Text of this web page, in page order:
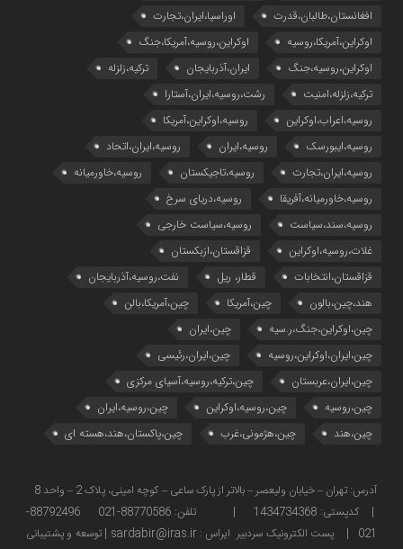
افغانستان،طالبان،قدرت
اوراسیا،ایران،تجارت
اوکراین،آمریکا،روسیه
اوکراین،روسیه،آمریکا،جنگ
اوکراین،روسیه،جنگ
ایران،آذربایجان
ترکیه،زلزله
ترکیه،زلزله،امنیت
رشت،روسیه،ایران،آستارا
روسیه،اعراب،اوکراین
روسیه،اوکراین،آمریکا
روسیه،ایبورسک
روسیه،ایران
روسیه،ایران،اتحاد
روسیه،ایران،تجارت
روسیه،تاجیکستان
روسیه،خاورمیانه
روسیه،خاورمیانه،آفریقا
روسیه،دریای سرخ
روسیه،سند،سیاست
روسیه،سیاست خارجی
غلات،روسیه،اوکراین
قزاقستان،ازبکستان
قزاقستان،انتخابات
قطار، ریل
نفت،روسیه،آذربایجان
هند،چین،بالون
چین،آمریکا
چین،آمریکا،بالن
چین،اوکراین،جنگ،ر.سیه
چین،ایران
چین،ایران،اوکراین،روسیه
چین،ایران،رئیسی
چین،ایران،عربستان
چین،ترکیه،روسیه،آسیای مرکزی
چین،روسیه
چین،روسیه،اوکراین
چین،روسیه،ایران
چین،هند
چین،هژمونی،غرب چین،پاکستان،هند،هسته ای
| کدپستی: 1434734368 | تلفن: 88770586-021 88792496-
021 | پست الکترونیک سردبیر ایراس : sardabir@iras.ir |
توسعه و پشتیبانی